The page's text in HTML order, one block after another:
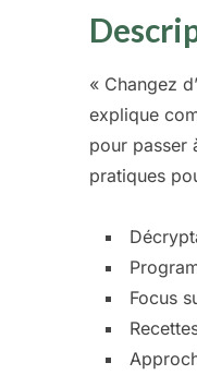
« Changez
explique
pour passer
pratiques
Focus